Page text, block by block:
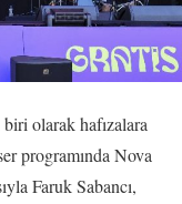
olarak hafızalara
programında Nova
Faruk Sabancı,